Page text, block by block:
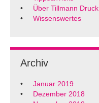
Über Tillmann Druck
Wissenswertes
Archiv
Januar 2019
Dezember 2018